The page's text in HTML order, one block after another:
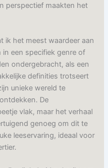
perspectief maakten het
ik het meest waardeer aan
een specifiek genre of
ondergebracht, als een
definities trotseert
unieke wereld te
De
vlak, maar het verhaal
genoeg om dit te
leeservaring, ideaal voor